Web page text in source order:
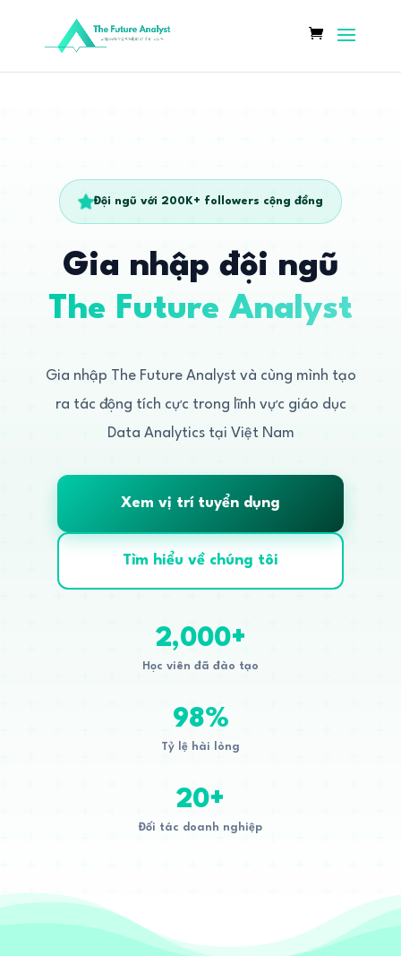
Đội ngũ với 200K+ followers cộng đồng
Gia nhập đội ngũ
The Future Analyst
Gia nhập The Future Analyst và cùng mình tạo
ra tác động tích cực trong lĩnh vực giáo dục
Data Analytics tại Việt Nam
Xem vị trí tuyển dụng
Tìm hiểu về chúng tôi
2,000+
Học viên đã đào tạo
98%
Tỷ lệ hài lòng
20+
Đối tác doanh nghiệp